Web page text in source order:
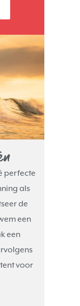
perfecte
als
de
een
een
voor